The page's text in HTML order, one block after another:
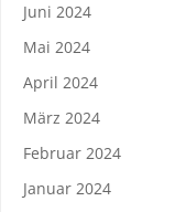
Juni 2024
Mai 2024
April 2024
März 2024
Februar 2024
Januar 2024